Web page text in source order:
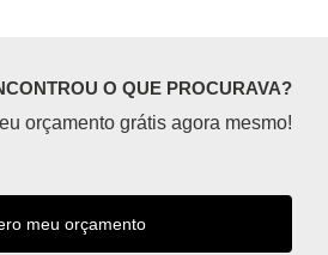
O QUE PROCURAVA?
orçamento grátis agora mesmo!
meu orçamento